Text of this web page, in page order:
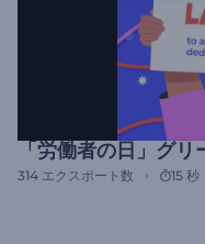
「労働者の日」グ
314 エクスポート数 15 秒